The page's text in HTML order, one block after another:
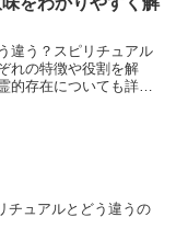
違う？スピリチュアル
れの特徴や役割を解
的存在についても詳し
チュアルとどう違うの